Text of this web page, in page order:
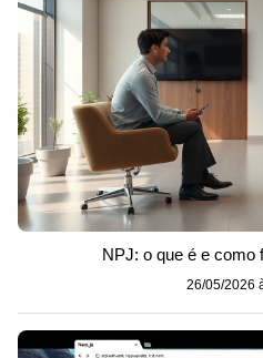
NPJ: o que é e como
26/05/2026